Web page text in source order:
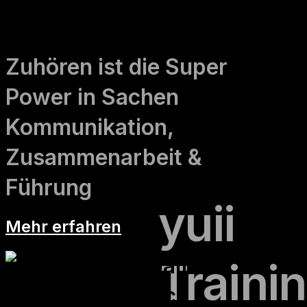
yuii
Zuhören ist die Super
Power in Sachen
Kommunikation,
Zusammenarbeit &
Führung
Mehr erfahren